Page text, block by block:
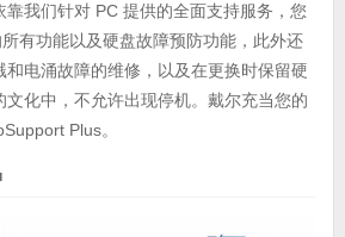
靠我们针对 PC 提供的全面支持服务，您
有功能以及硬盘故障预防功能，此外还
电涌故障的维修，以及在更换时保留硬
文化中，不允许出现停机。戴尔充当您的
Plus。